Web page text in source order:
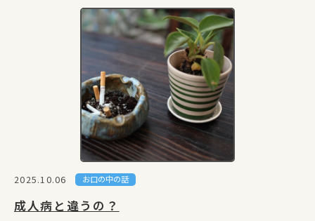
2025.10.06 お口の中の話
成人病と違うの？